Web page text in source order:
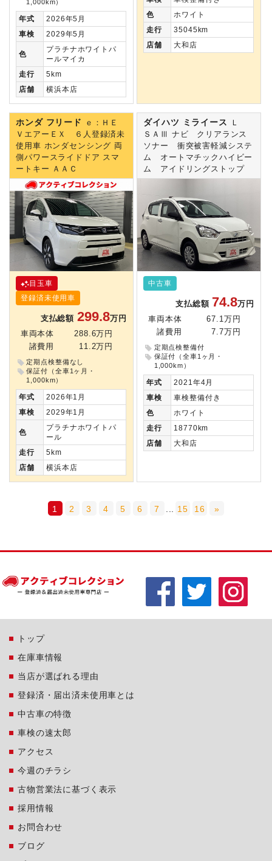
1,000km）
年式
2026年5月
車検
2029年5月
色
プラチナホワイトパ
ールマイカ
走行
5km
店舗
横浜本店
色
ホワイト
走行
35045km
店舗
大和店
ホンダ フリード
ｅ：ＨＥ
ＶエアーＥＸ ６人登録済未
使用車 ホンダセンシング 両
側パワースライドドア スマ
ートキー ＡＡＣ
目玉車
登録済未使用車
支払総額 299.8万円
車両本体
288.6万円
諸費用
11.2万円
定期点検整備なし
保証付（全車1ヶ月・
1,000km）
年式
2026年1月
車検
2029年1月
色
プラチナホワイトパ
ール
走行
5km
店舗
横浜本店
ダイハツ ミライース
Ｌ
ＳＡⅢ ナビ クリアランス
ソナー 衝突被害軽減システ
ム オートマチックハイビー
ム アイドリングストップ
中古車
支払総額 74.8万円
車両本体
67.1万円
諸費用
7.7万円
定期点検整備付
保証付（全車1ヶ月・
1,000km）
年式
2021年4月
車検
車検整備付き
色
ホワイト
走行
18770km
店舗
大和店
1 2 3 4 5 6 7 15 16 »
トップ
在庫車情報
当店が選ばれる理由
登録済・届出済未使用車とは
中古車の特徴
車検の速太郎
アクセス
今週のチラシ
古物営業法に基づく表示
採用情報
お問合わせ
ブログ